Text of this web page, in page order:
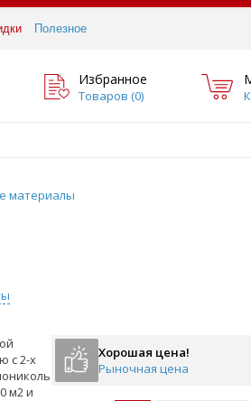
Полезное
Избранное
Товаров (0)
материалы
с 2-х
м2 и
Хорошая цена!
Рыночная цена